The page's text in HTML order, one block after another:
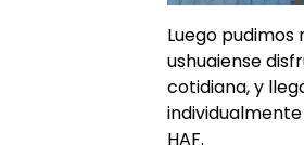
Luego
ushuaiense
cotidiana, y
HAF.